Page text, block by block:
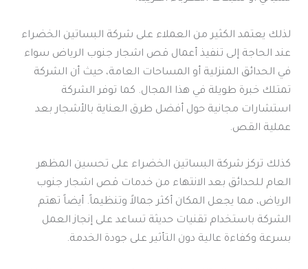
لذلك يعتمد الكثير من العملاء على شركة البساتين الخضراء
عند الحاجة إلى تنفيذ أعمال قص اشجار جنوب الرياض سواء
في الحدائق المنزلية أو المساحات العامة، حيث أن الشركة
تمتلك خبرة طويلة في هذا المجال. كما توفر الشركة
استشارات مجانية حول أفضل طرق العناية بالأشجار بعد
عملية القص.
كذلك تركز شركة البساتين الخضراء على تحسين المظهر
العام للحدائق بعد الانتهاء من خدمات قص اشجار جنوب
الرياض، مما يجعل المكان أكثر جمالاً وتنظيماً. أيضاً تهتم
الشركة باستخدام تقنيات حديثة تساعد على إنجاز العمل
بسرعة وكفاءة عالية دون التأثير على جودة الخدمة.